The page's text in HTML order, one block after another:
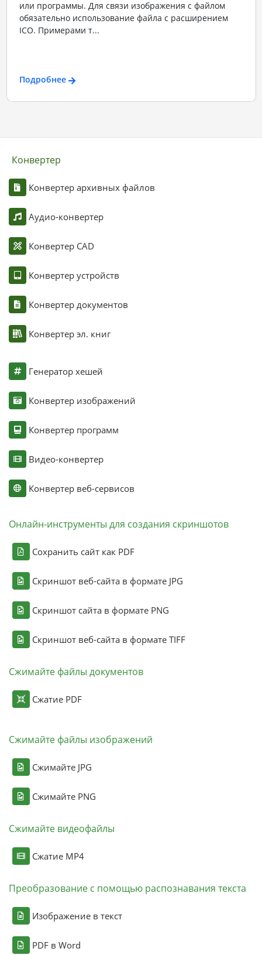
или программы. Для связи изображения с файлом
обязательно использование файла с расширением
ICO. Примерами т...
Подробнее
Конвертер
Конвертер архивных файлов
Аудио-конвертер
Конвертер CAD
Конвертер устройств
Конвертер документов
Конвертер эл. книг
Генератор хешей
Конвертер изображений
Конвертер программ
Видео-конвертер
Конвертер веб-сервисов
Онлайн-инструменты для создания скриншотов
Сохранить сайт как PDF
Скриншот веб-сайта в формате JPG
Скриншот сайта в формате PNG
Скриншот веб-сайта в формате TIFF
Сжимайте файлы документов
Сжатие PDF
Сжимайте файлы изображений
Сжимайте JPG
Сжимайте PNG
Сжимайте видеофайлы
Сжатие MP4
Преобразование с помощью распознавания текста
Изображение в текст
PDF в Word